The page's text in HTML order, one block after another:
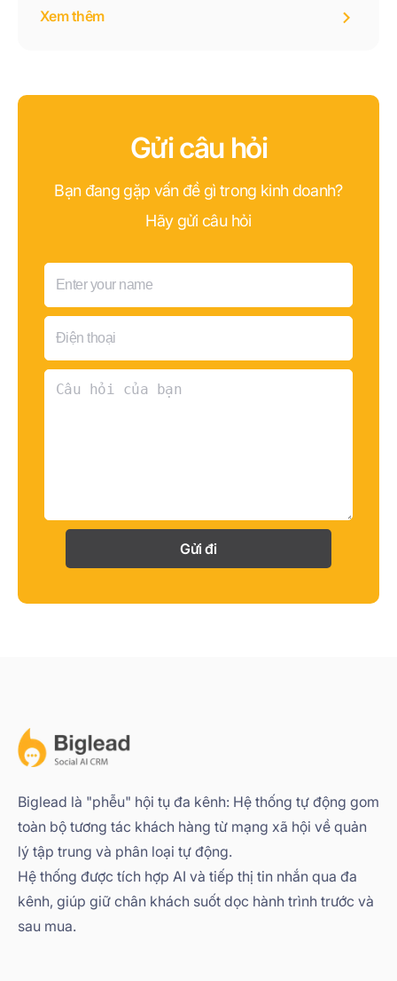
chăm sóc sau bán.
Xem thêm
Gửi câu hỏi
Bạn đang gặp vấn đề gì trong kinh doanh?
Hãy gửi câu hỏi
Gửi đi
Biglead là "phễu" hội tụ đa kênh: Hệ thống tự động gom
toàn bộ tương tác khách hàng từ mạng xã hội về quản
lý tập trung và phân loại tự động.
Hệ thống được tích hợp AI và tiếp thị tin nhắn qua đa
kênh, giúp giữ chân khách suốt dọc hành trình trước và
sau mua.